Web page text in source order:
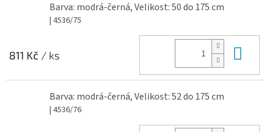
Barva: modrá-černá, Velikost: 50 do 175 cm
| 4536/75
811 Kč / ks
Barva: modrá-černá, Velikost: 52 do 175 cm
| 4536/76